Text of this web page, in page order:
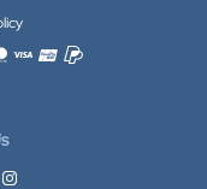
methods